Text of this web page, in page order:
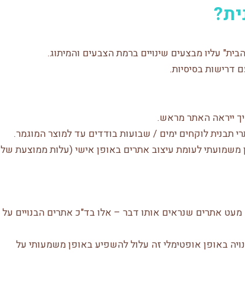
עליו מבצעים שינויים ברמת הצבעים והמיתוג.
דרישות בסיסיות.
ייראה האתר מראש.
תבנית לוקחים ימים / שבועות בודדים עד למוצר המוגמר.
משמועתי לעומת עיצוב אתרים באופן אישי (עלות ממוצעת של
אתרים שנראים אותו דבר – אלו בד"כ אתרים הבנויים על
באופן אופטימלי זה עלול להשפיע באופן משמעותי על